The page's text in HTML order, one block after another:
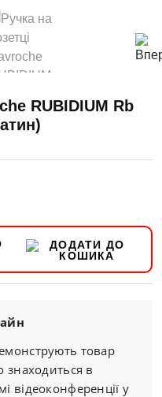
RUBIDIUМ Rb
товар
знаходиться в
відеоконференції у